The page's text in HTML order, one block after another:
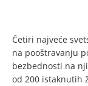
Četiri najveće
na pooštravanju
bezbednosti na
od 200 istaknutih